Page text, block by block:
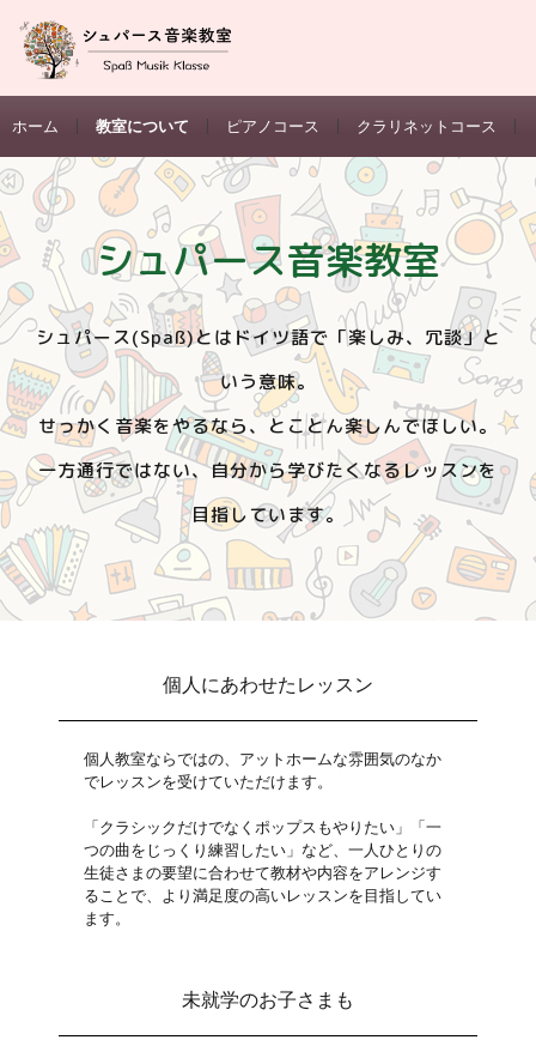
ホーム 教室について ピアノコース クラリネットコース
シュパース音楽教室
シュパース(Spaß)とはドイツ語で「楽しみ、冗談」と
いう意味。
せっかく音楽をやるなら、とことん楽しんでほしい。
一方通行ではない、自分から学びたくなるレッスンを
目指しています。
個人にあわせたレッスン
個人教室ならではの、アットホームな雰囲気のなか
でレッスンを受けていただけます。
「クラシックだけでなくポップスもやりたい」「一
つの曲をじっくり練習したい」など、一人ひとりの
生徒さまの要望に合わせて教材や内容をアレンジす
ることで、より満足度の高いレッスンを目指してい
ます。
未就学のお子さまも